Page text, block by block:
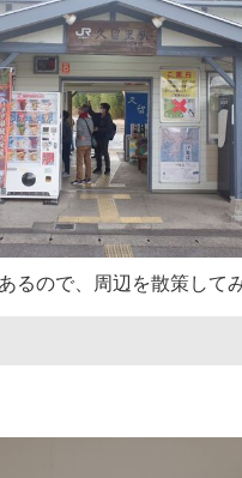
るので、周辺を散策してみ